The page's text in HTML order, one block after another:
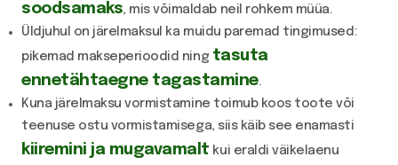
soodsamaks, mis võimaldab neil rohkem müüa.
Üldjuhul on järelmaksul ka muidu paremad tingimused:
pikemad makseperioodid ning tasuta
ennetähtaegne tagastamine.
Kuna järelmaksu vormistamine toimub koos toote või
teenuse ostu vormistamisega, siis käib see enamasti
kiiremini ja mugavamalt kui eraldi väikelaenu